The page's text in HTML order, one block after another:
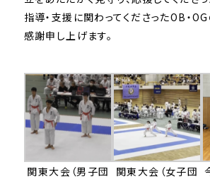
指導・支援に関わってくださったOB・
感謝申し上げます。
関東大会（男子団
関東大会（女子団